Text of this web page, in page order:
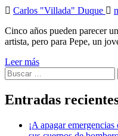
Carlos "Villada" Duque
Cinco años pueden parecer
artista, pero para Pepe, un
Leer más
Buscar:
Entradas
¡A apagar